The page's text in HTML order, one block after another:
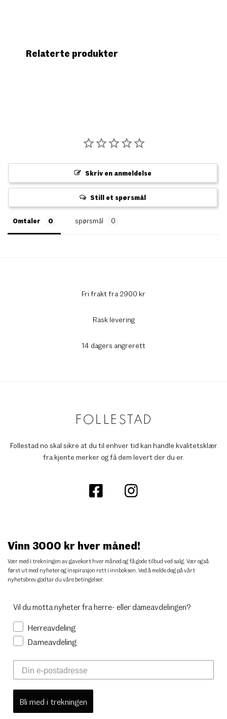
Relaterte produkter
Skriv en anmeldelse
Still et spørsmål
Omtaler spørsmål
Fri frakt fra 2900 kr
Rask levering
14 dagers angrerett
Follestad.no skal sikre at du til enhver tid kan handle kvalitetsklær
fra kjente merker og få dem levert der du er.
Vinn 3000 kr hver måned!
Vær med i trekningen av gavekort hver måned og få gode tilbud ved salg. Vær også
først ut med nyheter og inspirasjon rett i innboksen. Ved å melde deg på vårt
nyhetsbrev godtar du våre betingelser.
Vil du motta nyheter fra herre- eller dameavdelingen?
Herreavdeling
Dameavdeling
Bli med i trekningen